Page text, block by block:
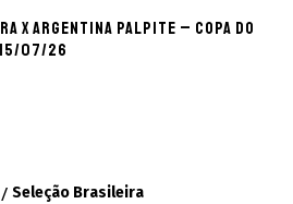
x Argentina palpite – Copa do
07/26
Seleção Brasileira